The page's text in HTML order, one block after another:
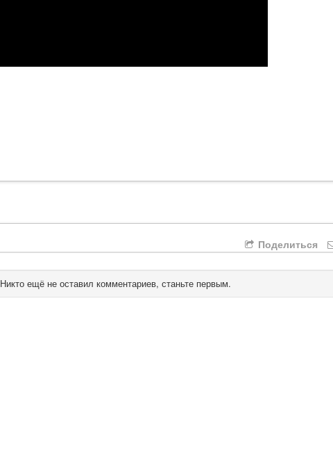
Поделиться
Никто ещё не оставил комментариев, станьте первым.